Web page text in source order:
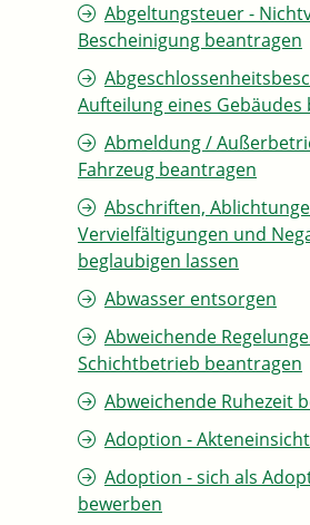
Abgeltungsteuer -
Bescheinigung beantragen
Aufteilung eines Gebäudes
Abmeldung /
Fahrzeug beantragen
Abschriften,
Vervielfältigungen und
beglaubigen lassen
Abwasser entsorgen
Abweichende
Schichtbetrieb beantragen
Abweichende Ruhezeit
Adoption -
Adoption - sich als
bewerben